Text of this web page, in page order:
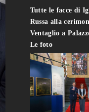
Tutte le facce di
Russa alla
Ventaglio a
Le foto